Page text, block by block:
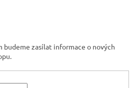
ý
i
budeme zasílat informace o nových